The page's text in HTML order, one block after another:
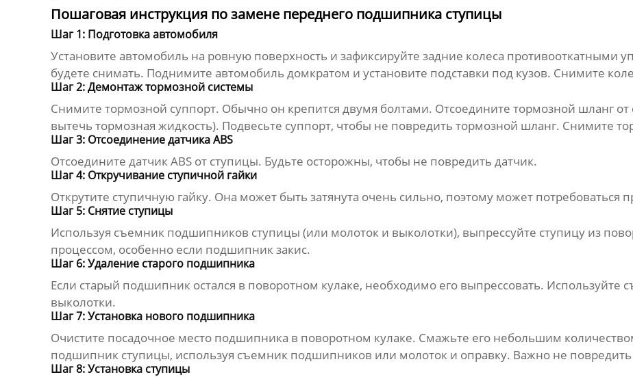
Пошаговая инструкция по замене переднего подшипника ступицы
Шаг 1: Подготовка автомобиля
Установите автомобиль на ровную поверхность и зафиксируйте задние колеса противооткатными
будете снимать. Поднимите автомобиль домкратом и установите подставки под кузов. Снимите
Шаг 2: Демонтаж тормозной системы
Снимите тормозной суппорт. Обычно он крепится двумя болтами. Отсоедините тормозной шланг
вытечь тормозная жидкость). Подвесьте суппорт, чтобы не повредить тормозной шланг. Снимите
Шаг 3: Отсоединение датчика ABS
Отсоедините датчик ABS от ступицы. Будьте осторожны, чтобы не повредить датчик.
Шаг 4: Откручивание ступичной гайки
Открутите ступичную гайку. Она может быть затянута очень сильно, поэтому может потребоваться
Шаг 5: Снятие ступицы
Используя съемник подшипников ступицы (или молоток и выколотки), выпрессуйте ступицу из
процессом, особенно если подшипник закис.
Шаг 6: Удаление старого подшипника
Если старый подшипник остался в поворотном кулаке, необходимо его выпрессовать.
выколотки.
Шаг 7: Установка нового подшипника
Очистите посадочное место подшипника в поворотном кулаке. Смажьте его небольшим
подшипник ступицы, используя съемник подшипников или молоток и оправку. Важно не
Шаг 8: Установка ступицы